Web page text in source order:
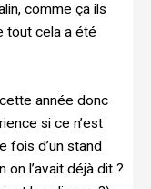
comme ça ils
tout cela a été
année donc
si ce n’est
fois d’un stand
on l’avait déjà dit ?